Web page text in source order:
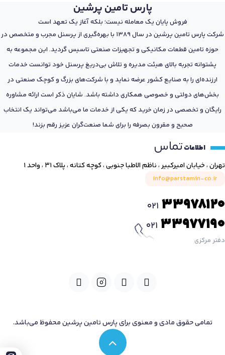
پارس تامین پرشین
فروش پایان یک معامله نیست؛ بلکه آغاز یک تعهد است
شرکت پارس تامین پرشین در سال 1389 با بهره‌گیری از پرسنل مجرب و متخصص در
حوزه تامین قطعات مکانیکی و تجهیزات صنعتی تاسیس گردید. این مجموعه به
پشتوانه تجربه بالای هیئت مدیره و تلاش بی‌دریغ پرسنل خود توانست خدمات
ارزنده‌ای را به صنایع کشور عرضه نماید و با شرکت‌های بزرگ و کوچک صنعتی در
بخش‌های دولتی و خصوصی همکاری داشته باشد. شایان ذکر است ارائه مشاوره
رایگان و تخصصی در زمان خرید که یکی از خدمات ما می‌باشد می‌تواند یک انتخاب
صحیح و مقرون بصرفه را برای شما صنعت‌گران عزیز رقم بزند!
اطلاعاتتماس
تهران ، خیابان امیرکبیر ، ناظم الاطبا جنوبی ، کوچه کتانه ، پلاک ۳۱ ، واحد ۱
info@parstamin-co.ir
021 33978120
021 33977190
دفتر مرکزی
تمامی حقوق مادی و معنوی برای پارس تامین پرشین محفوظ می‌باشد.